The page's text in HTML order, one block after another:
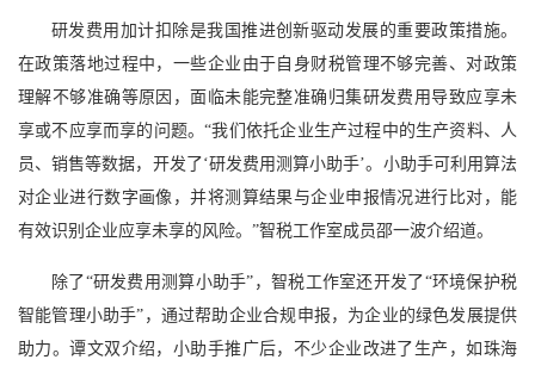
研发费用加计扣除是我国推进创新驱动发展的重要政策措施。
在政策落地过程中，一些企业由于自身财税管理不够完善、对政策
理解不够准确等原因，面临未能完整准确归集研发费用导致应享未
享或不应享而享的问题。“我们依托企业生产过程中的生产资料、人
员、销售等数据，开发了‘研发费用测算小助手’。小助手可利用算法
对企业进行数字画像，并将测算结果与企业申报情况进行比对，能
有效识别企业应享未享的风险。”智税工作室成员邵一波介绍道。
除了“研发费用测算小助手”，智税工作室还开发了“环境保护税
智能管理小助手”，通过帮助企业合规申报，为企业的绿色发展提供
助力。谭文双介绍，小助手推广后，不少企业改进了生产，如珠海